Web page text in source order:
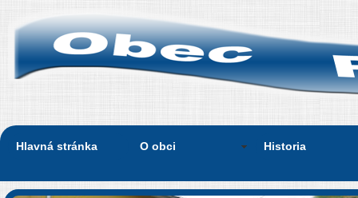
Hlavná stránka O obci Historia